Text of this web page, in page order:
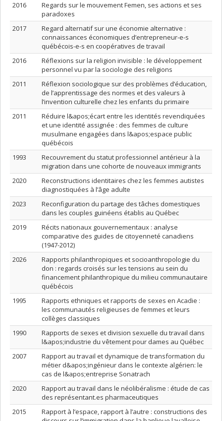
2016
Regards sur le mouvement Femen, ses actions et ses
paradoxes
2017
Regard alternatif sur une économie alternative :
connaissances économiques d’entrepreneur-e-s
québécois-e-s en coopératives de travail
2016
Réflexions sur la religion invisible : le développement
personnel vu par la sociologie des religions
2011
Réflexion sociologique sur des problèmes d’éducation,
de l’apprentissage des normes et des valeurs à
l’invention culturelle chez les enfants du primaire
2011
Réduire l&apos;écart entre les identités revendiquées
et une identité assignée : des femmes de culture
musulmane engagées dans l&apos;espace public
québécois
1993
Recouvrement du statut professionnel antérieur à la
migration dans une cohorte de nouveaux immigrants
2020
Reconstructions identitaires chez les femmes autistes
diagnostiquées à l’âge adulte
2023
Reconfiguration du partage des tâches domestiques
dans les couples guinéens établis au Québec
2019
Récits nationaux gouvernementaux : analyse
comparative des guides de citoyenneté canadiens
(1947-2012)
2026
Rapports philanthropiques et socioanthropologie du
don : regards croisés sur les tensions au sein du
financement philanthropique du milieu communautaire
québécois
1995
Rapports ethniques et rapports de sexes en Acadie :
les communautés religieuses de femmes et leurs
collèges classiques
1990
Rapports de sexes et division sexuelle du travail dans
l&apos;industrie du vêtement pour dames au Québec
2007
Rapport au travail et dynamique de transformation du
métier d&apos;ingénieur dans le contexte algérien: le
cas de l&apos;entreprise Sonatrach
2020
Rapport au travail dans le néolibéralisme : étude de cas
des représentant.es pharmaceutiques
2015
Rapport à l’espace, rapport à l’autre : constructions des